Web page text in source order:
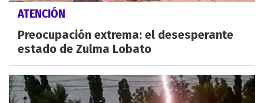
ATENCIÓN
Preocupación extrema: el desesperante
estado de Zulma Lobato